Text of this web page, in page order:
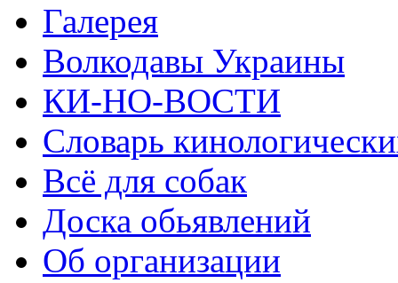
Галерея
Волкодавы Украины
КИ-НО-ВОСТИ
Словарь
Всё для собак
Доска обьявлений
Об организации